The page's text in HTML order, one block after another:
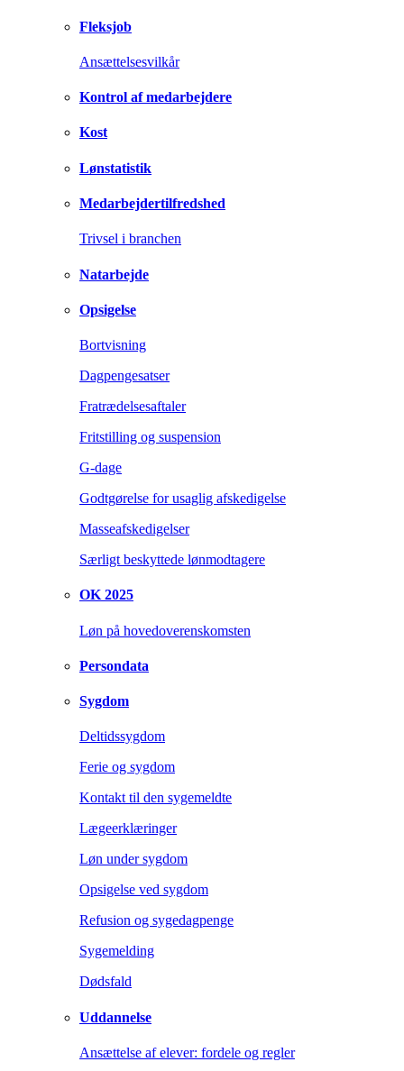
Fleksjob
Ansættelsesvilkår
Kontrol af medarbejdere
Kost
Lønstatistik
Medarbejdertilfredshed
Trivsel i branchen
Natarbejde
Opsigelse
Bortvisning
Dagpengesatser
Fratrædelsesaftaler
Fritstilling og suspension
G-dage
Godtgørelse for usaglig afskedigelse
Masseafskedigelser
Særligt beskyttede lønmodtagere
OK 2025
Løn på hovedoverenskomsten
Persondata
Sygdom
Deltidssygdom
Ferie og sygdom
Kontakt til den sygemeldte
Lægeerklæringer
Løn under sygdom
Opsigelse ved sygdom
Refusion og sygedagpenge
Sygemelding
Dødsfald
Uddannelse
Ansættelse af elever: fordele og regler